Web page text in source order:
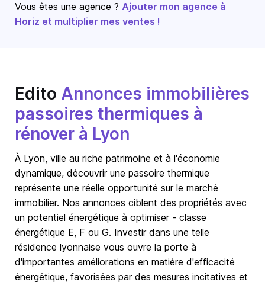
Vous êtes une agence ? Ajouter mon agence à
Horiz et multiplier mes ventes !
Edito Annonces immobilières
passoires thermiques à
rénover à Lyon
À Lyon, ville au riche patrimoine et à l'économie
dynamique, découvrir une passoire thermique
représente une réelle opportunité sur le marché
immobilier. Nos annonces ciblent des propriétés avec
un potentiel énergétique à optimiser - classe
énergétique E, F ou G. Investir dans une telle
résidence lyonnaise vous ouvre la porte à
d'importantes améliorations en matière d'efficacité
énergétique, favorisées par des mesures incitatives et